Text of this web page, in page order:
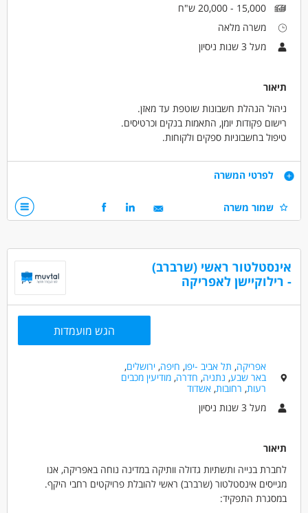
15,000 - 20,000 ש"ח
משרה מלאה
מעל 3 שנות ניסיון
תיאור
ניהול הנהלת חשבונות שוטפת עד מאזן.
רישום פקודות יומן, התאמות בנקים וכרטיסים.
טיפול בחשבוניות ספקים ולקוחות.
סיוע בהכנת דוחות כספיים ונתונים לבקרה.
עבודה עצמאית תוך עמידה בלוחות זמנים ודיוק גבוה.
דרישות
ניסיון של 3–5 שנים בהנהלת חשבונות – חובה.
זמינות לעבודה מהמשרדים בלבד.
דרושים בתחום
מאפייני משרה
מעל 3 שנות ניסיון
משרה מלאה
לפרטי המשרה
שמור משרה
אינסטלטור ראשי (שרברב)
- רילוקיישן לאפריקה
הגש מועמדות
אפריקה, תל אביב -יפו, חיפה,ירושלים,
באר שבע, נתניה, חדרה,מודיעין מכבים
רעות, רחובות,אשדוד
מעל 3 שנות ניסיון
תיאור
לחברת בנייה ותשתיות גדולה וותיקה במדינה נוחה באפריקה, אנו
מגייסים אינסטלטור (שרברב) ראשי להובלת פרויקטים רחבי היקף.
במסגרת התפקיד: